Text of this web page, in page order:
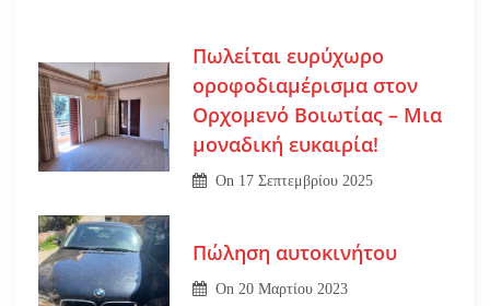
Πωλείται ευρύχωρο
οροφοδιαμέρισμα στον
Ορχομενό Βοιωτίας – Μια
μοναδική ευκαιρία!
On 17 Σεπτεμβρίου 2025
Πώληση αυτοκινήτου
On 20 Μαρτίου 2023